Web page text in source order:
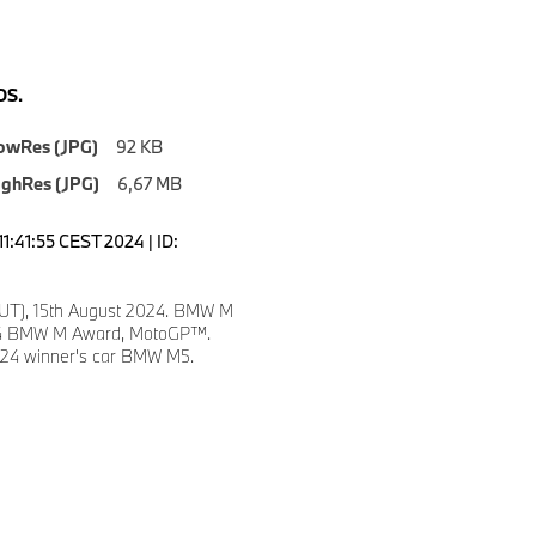
(JPG)
92 KB
(JPG)
6,67 MB
CEST 2024 | ID:
15th August 2024. BMW M
BMW M Award, MotoGP™.
winner's car BMW M5.